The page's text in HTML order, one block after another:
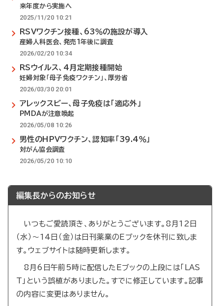
来年度から実施へ
2025/11/20 10:21
RSVワクチン接種、63％の施設が導入
産婦人科医会、発売1年後に調査
2026/02/20 10:34
RSウイルス、4月定期接種開始
妊婦対象「母子免疫ワクチン」、厚労省
2026/03/30 20:01
アレックスビー、母子免疫は「適応外」
PMDAが注意喚起
2026/05/08 10:26
男性のHPVワクチン、認知率「39.4％」
対がん協会調査
2026/05/20 10:10
編集長からのお知らせ
いつもご愛読頂き、ありがとうございます。8月12日
（水）～14日（金）は日刊薬業のEブックを休刊に致しま
す。ウェブサイトは随時更新します。
8月6日午前5時に配信したEブックの上段には「LAS
T」という誤植がありました。すでに修正しています。記事
の内容に変更はありません。